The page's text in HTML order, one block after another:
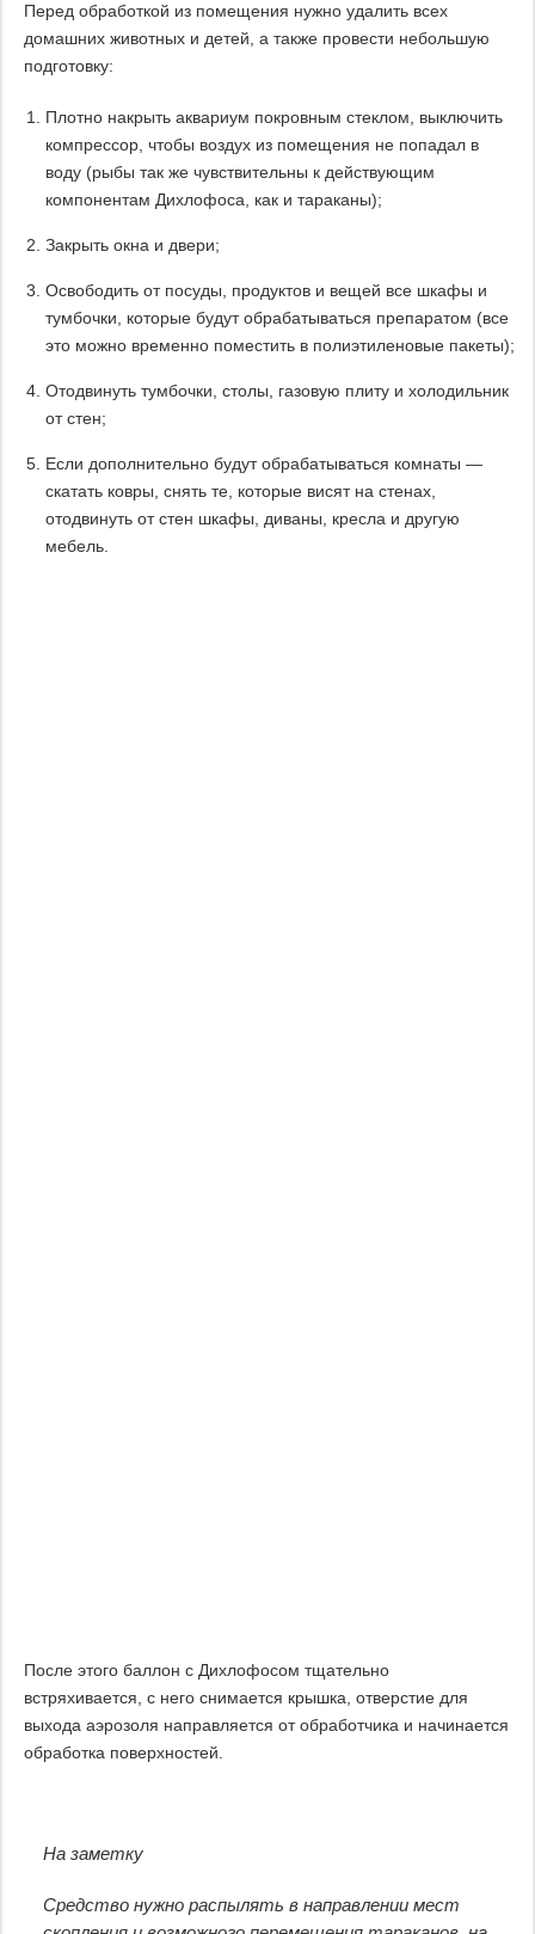
Перед обработкой из помещения нужно удалить всех
домашних животных и детей, а также провести небольшую
подготовку:
Плотно накрыть аквариум покровным стеклом, выключить
компрессор, чтобы воздух из помещения не попадал в
воду (рыбы так же чувствительны к действующим
компонентам Дихлофоса, как и тараканы);
Закрыть окна и двери;
Освободить от посуды, продуктов и вещей все шкафы и
тумбочки, которые будут обрабатываться препаратом (все
это можно временно поместить в полиэтиленовые пакеты);
Отодвинуть тумбочки, столы, газовую плиту и холодильник
от стен;
Если дополнительно будут обрабатываться комнаты —
скатать ковры, снять те, которые висят на стенах,
отодвинуть от стен шкафы, диваны, кресла и другую
мебель.
После этого баллон с Дихлофосом тщательно
встряхивается, с него снимается крышка, отверстие для
выхода аэрозоля направляется от обработчика и начинается
обработка поверхностей.
На заметку
Средство нужно распылять в направлении мест